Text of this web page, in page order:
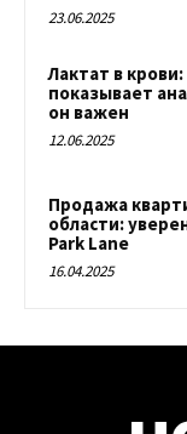
23.06.2025
Лактат в
показывает
он важен
12.06.2025
Продажа
области:
Park Lane
16.04.2025